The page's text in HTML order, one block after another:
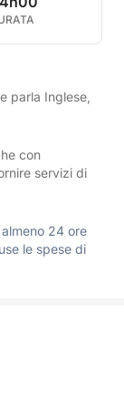
parla Inglese,
con
servizi di
24 ore
le spese di